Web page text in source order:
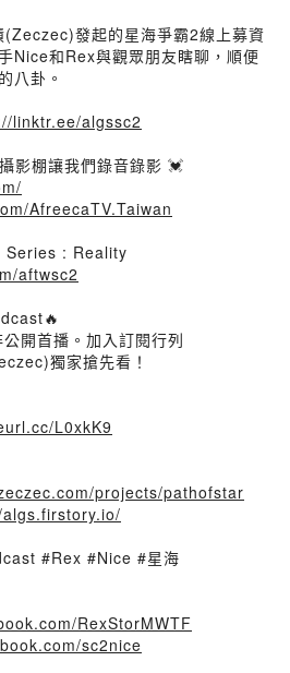
發起的星海爭霸2線上募資
Nice和Rex與觀眾朋友瞎聊，順便
八卦。
linktr.ee/algssc2
影棚讓我們錄音錄影 💓
AfreecaTV.Taiwan
Series : Reality
aftwsc2
開首播。加入訂閱行列
獨家搶先看！
L0xkK9
projects/pathofstar
#Rex #Nice #星海
RexStorMWTF
sc2nice